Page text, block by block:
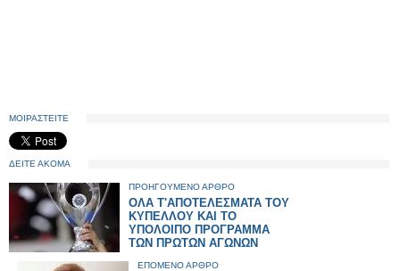
ΜΟΙΡΑΣΤΕΙΤΕ
ΔΕΙΤΕ ΑΚΟΜΑ
ΠΡΟΗΓΟΥΜΕΝΟ ΑΡΘΡΟ
ΟΛΑ Τ'ΑΠΟΤΕΛΕΣΜΑΤΑ ΤΟΥ
ΚΥΠΕΛΛΟΥ ΚΑΙ ΤΟ
ΥΠΟΛΟΙΠΟ ΠΡΟΓΡΑΜΜΑ
ΤΩΝ ΠΡΩΤΩΝ ΑΓΩΝΩΝ
ΕΠΟΜΕΝΟ ΑΡΘΡΟ